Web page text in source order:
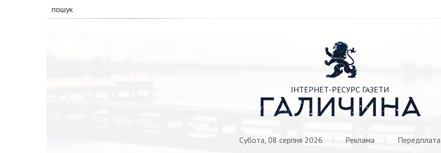
пошук

ІНТЕРНЕТ-РЕСУРС ГАЗЕТИ
ГАЛИЧИНА
Субота, 08 серпня 2026 Реклама Передплата